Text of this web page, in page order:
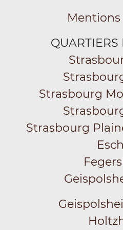
Mentions
QUARTIERS
Strasbourg
Strasbourg